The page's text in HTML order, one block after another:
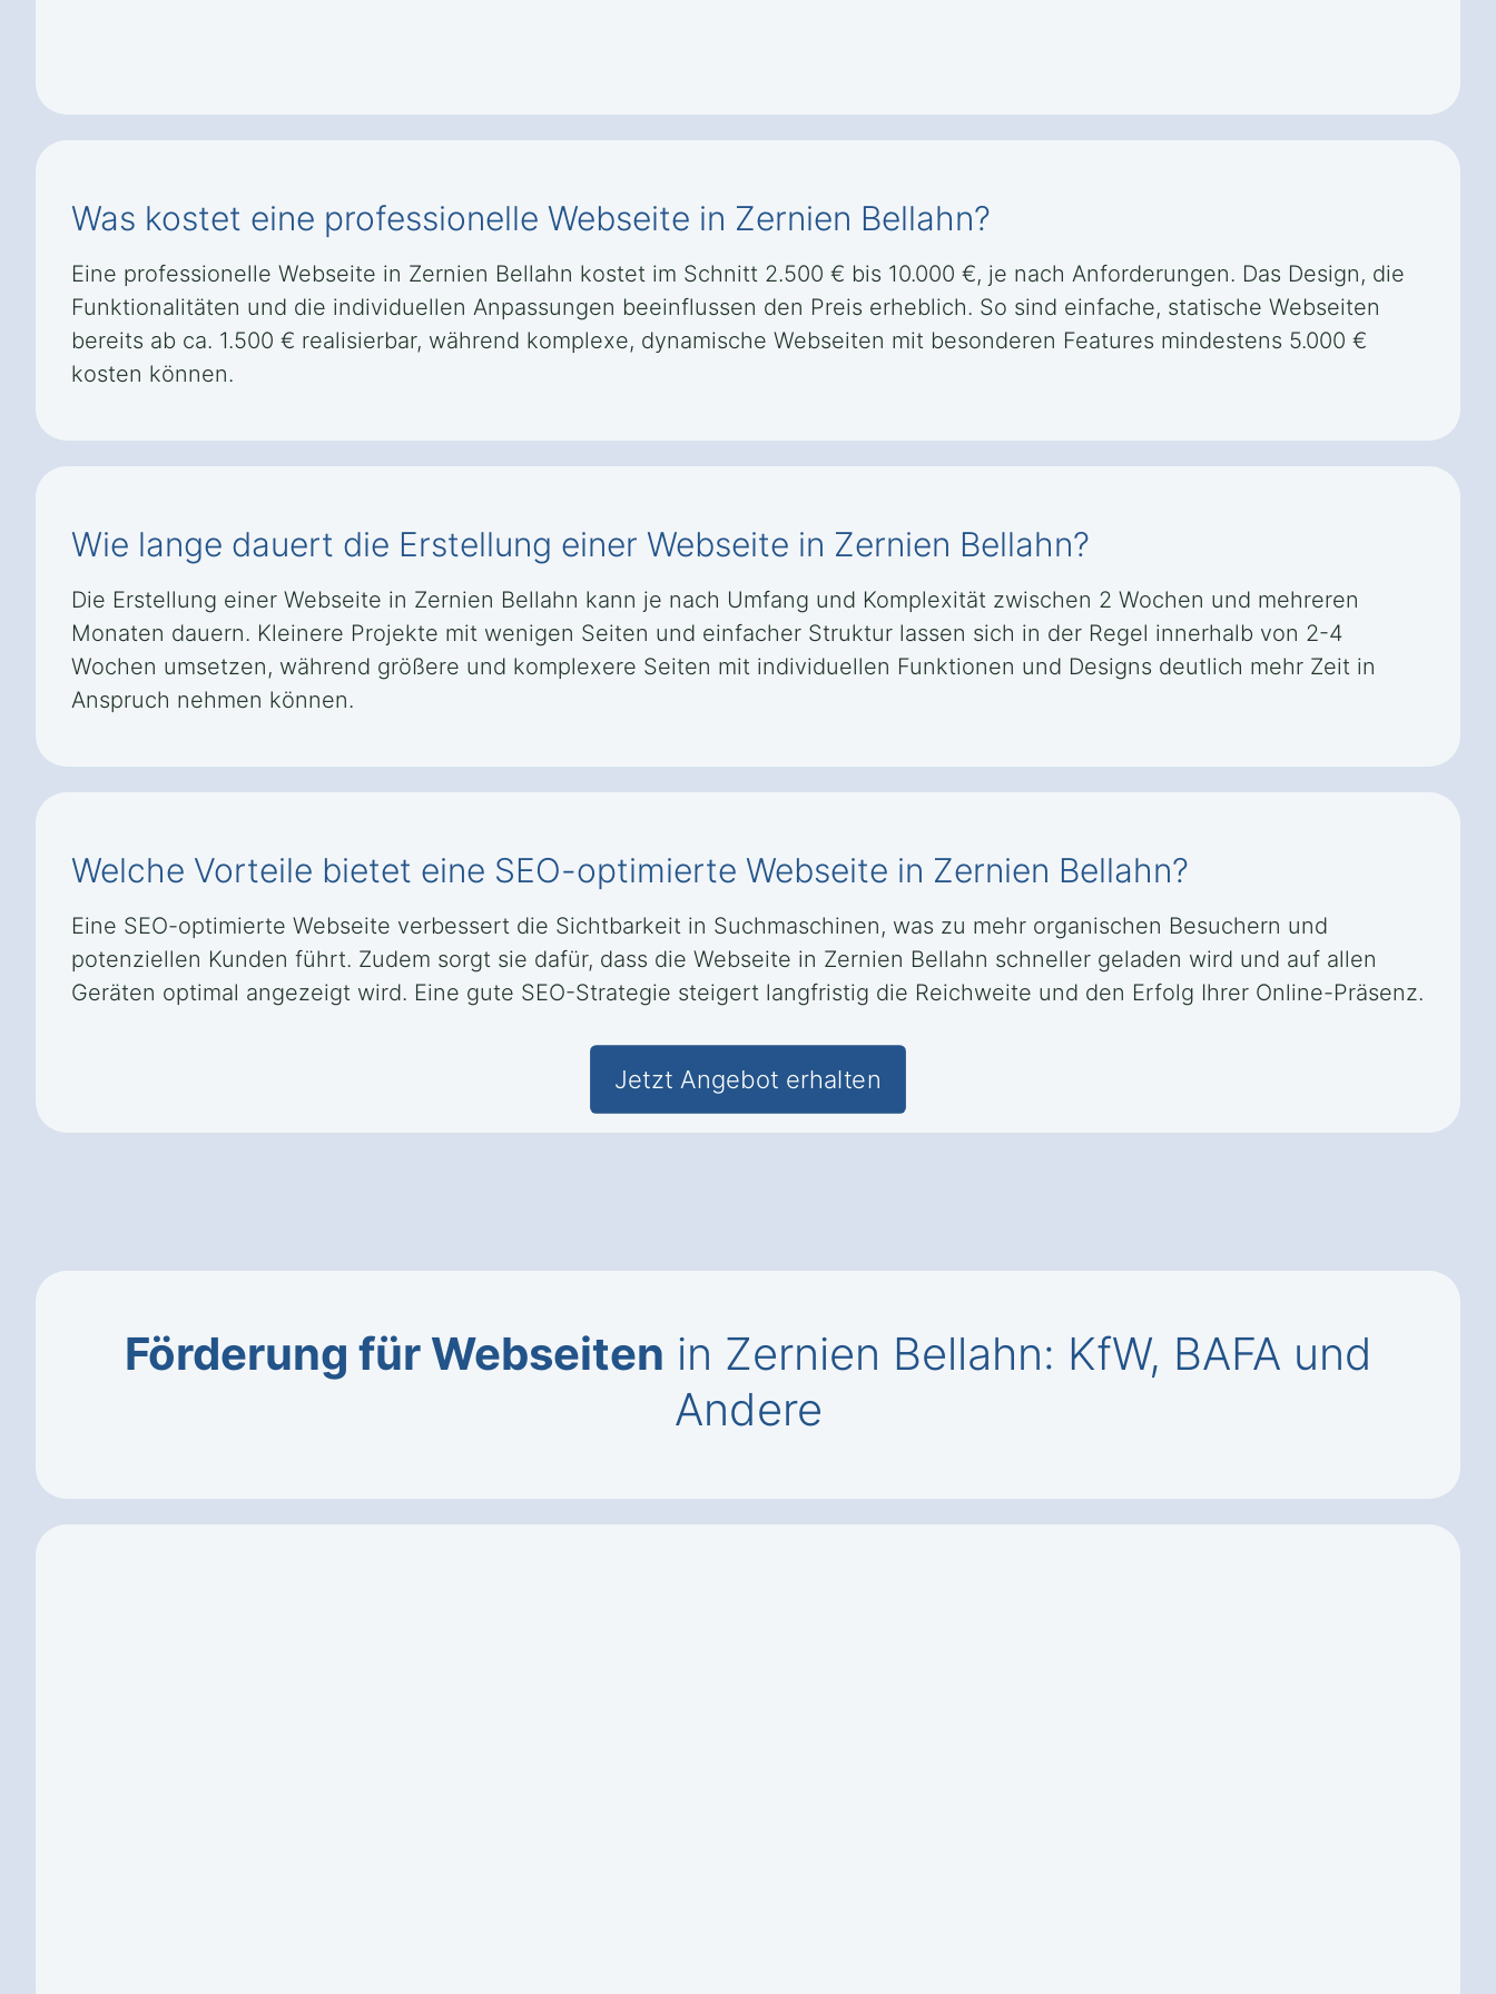
Was kostet eine professionelle Webseite in Zernien Bellahn?
Eine professionelle Webseite in Zernien Bellahn kostet im Schnitt 2.500 € bis 10.000 €, je nach Anforderungen. Das Design, die
Funktionalitäten und die individuellen Anpassungen beeinflussen den Preis erheblich. So sind einfache, statische Webseiten
bereits ab ca. 1.500 € realisierbar, während komplexe, dynamische Webseiten mit besonderen Features mindestens 5.000 €
kosten können.
Wie lange dauert die Erstellung einer Webseite in Zernien Bellahn?
Die Erstellung einer Webseite in Zernien Bellahn kann je nach Umfang und Komplexität zwischen 2 Wochen und mehreren
Monaten dauern. Kleinere Projekte mit wenigen Seiten und einfacher Struktur lassen sich in der Regel innerhalb von 2-4
Wochen umsetzen, während größere und komplexere Seiten mit individuellen Funktionen und Designs deutlich mehr Zeit in
Anspruch nehmen können.
Welche Vorteile bietet eine SEO-optimierte Webseite in Zernien Bellahn?
Eine SEO-optimierte Webseite verbessert die Sichtbarkeit in Suchmaschinen, was zu mehr organischen Besuchern und
potenziellen Kunden führt. Zudem sorgt sie dafür, dass die Webseite in Zernien Bellahn schneller geladen wird und auf allen
Geräten optimal angezeigt wird. Eine gute SEO-Strategie steigert langfristig die Reichweite und den Erfolg Ihrer Online-Präsenz.
Jetzt Angebot erhalten
Förderung für Webseiten in Zernien Bellahn: KfW, BAFA und
Andere